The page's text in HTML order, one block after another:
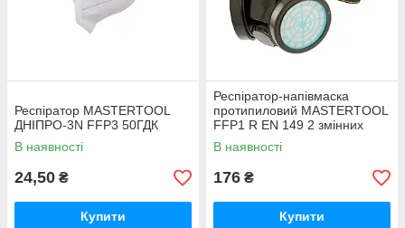
Респіратор MASTERTOOL
ДНІПРО-3N FFP3 50ГДК
В наявності
24,50 ₴
Купити
Респіратор-напівмаска
протипиловий MASTERTOOL
FFP1 R EN 149 2 змінних
протиаерозольних фільтри
P1
В наявності
176 ₴
Купити